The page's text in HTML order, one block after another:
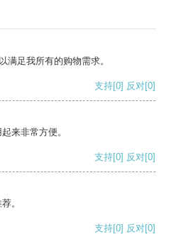
满足我所有的购物需求。
支持[0] 反对[0]
来非常方便。
支持[0] 反对[0]
。
支持[0] 反对[0]